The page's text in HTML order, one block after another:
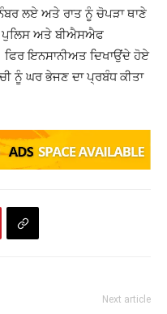
ਲਏ ਅਤੇ ਰਾਤ ਨੂੰ ਚੋਪੜਾ ਥਾਣੇ
ਪੁਲਿਸ ਅਤੇ ਬੀਐਸਐਫ
ਫਿਰ ਇਨਸਾਨੀਅਤ ਦਿਖਾਉਂਦੇ ਹੋਏ
ਨੂੰ ਘਰ ਭੇਜਣ ਦਾ ਪ੍ਰਬੰਧ ਕੀਤਾ
Next article